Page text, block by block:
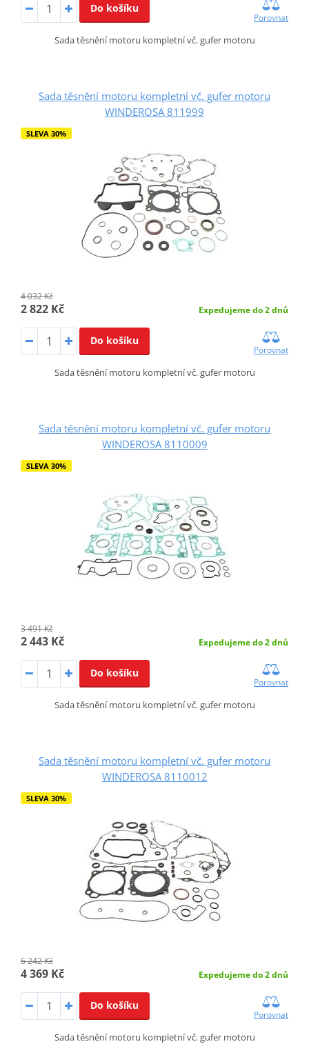
Do košíku
Porovnat
Sada těsnění motoru kompletní vč. gufer motoru
Sada těsnění motoru kompletní vč. gufer motoru
WINDEROSA 811999
SLEVA 30%
4 032 Kč
2 822 Kč Expedujeme do 2 dnů
Do košíku
Porovnat
Sada těsnění motoru kompletní vč. gufer motoru
Sada těsnění motoru kompletní vč. gufer motoru
WINDEROSA 8110009
SLEVA 30%
3 491 Kč
2 443 Kč Expedujeme do 2 dnů
Do košíku
Porovnat
Sada těsnění motoru kompletní vč. gufer motoru
Sada těsnění motoru kompletní vč. gufer motoru
WINDEROSA 8110012
SLEVA 30%
6 242 Kč
4 369 Kč Expedujeme do 2 dnů
Do košíku
Porovnat
Sada těsnění motoru kompletní vč. gufer motoru